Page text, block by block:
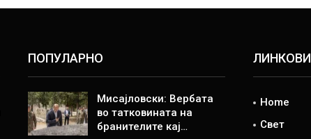
ПОПУЛАРНО
Мисајловски: Вербата
во татковината на
бранителите кај…
ЛИНКОВИ
Home
Свет